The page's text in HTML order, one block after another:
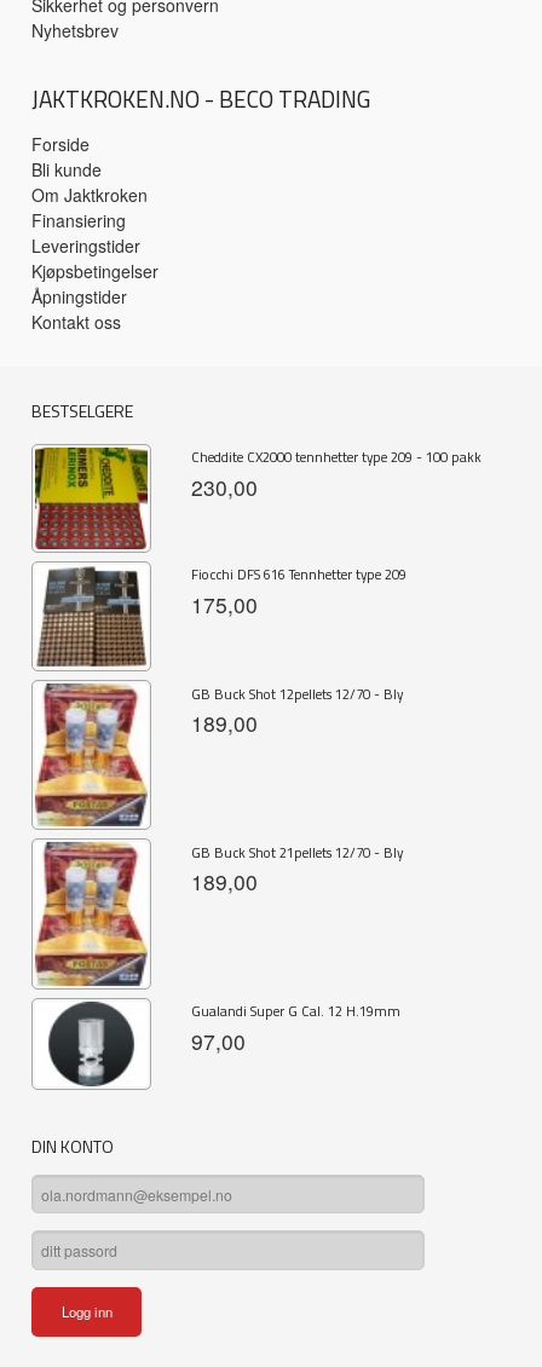
Nyhetsbrev
JAKTKROKEN.NO - BECO TRADING
Forside
Bli kunde
Om Jaktkroken
Finansiering
Leveringstider
Kjøpsbetingelser
Åpningstider
Kontakt oss
BESTSELGERE
Cheddite CX2000 tennhetter type 209 - 100 pakk
230,00
Fiocchi DFS 616 Tennhetter type 209
175,00
GB Buck Shot 12pellets 12/70 - Bly
189,00
GB Buck Shot 21pellets 12/70 - Bly
189,00
Gualandi Super G Cal. 12 H.19mm
97,00
DIN KONTO